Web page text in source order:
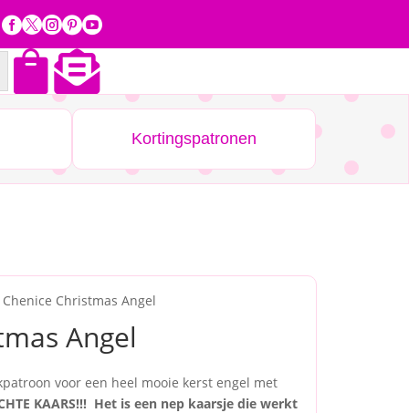


Kortingspatronen
Christmas Angel
Angel
voor een heel mooie kerst engel met
KAARS!!! Het is een nep kaarsje die werkt